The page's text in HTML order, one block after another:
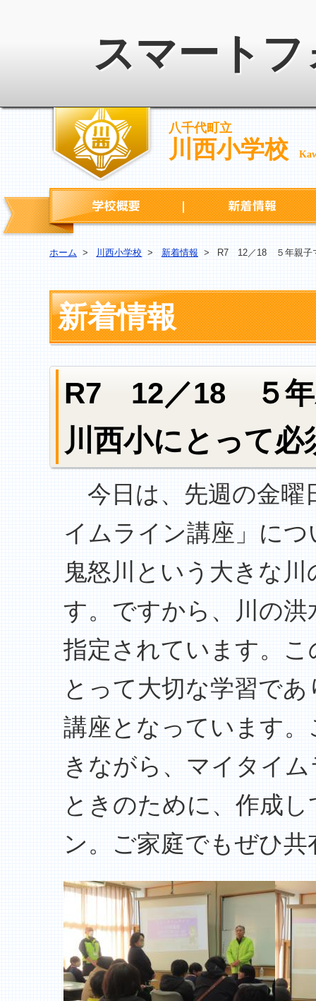
スマート
八千代町立
川西小学校
学校概要
ホーム > 川西小学校 > 新着情報 > R7 12／18 ５年親子
新着情報
R7 12／18 ５年
川西小にとって
今日は、先週の金曜
イムライン講座」に
鬼怒川という大きな
す。ですから、川の
指定されています。
とって大切な学習で
講座となっています
きながら、マイタイ
ときのために、作成
ン。ご家庭でもぜひ